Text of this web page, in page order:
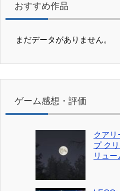
おすすめ作品
まだデータがありません。
ゲーム感想・評価
クアリ
プ ク
リュー